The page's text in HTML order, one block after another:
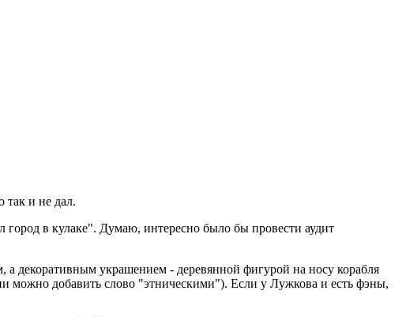
и не дал.
в кулаке". Думаю, интересно было бы провести аудит
а декоративным украшением - деревянной фигурой на носу корабля
можно добавить слово "этническими"). Если у Лужкова и есть фэны,